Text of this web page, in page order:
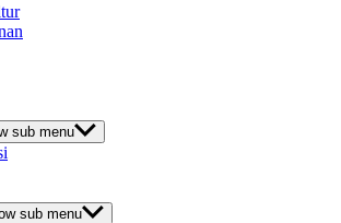
sub menu
sub menu